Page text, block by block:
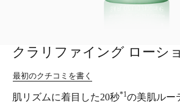
クラリファイング ローシ
最初のクチコミを書く
肌リズムに着目した20秒*1の美肌ルー